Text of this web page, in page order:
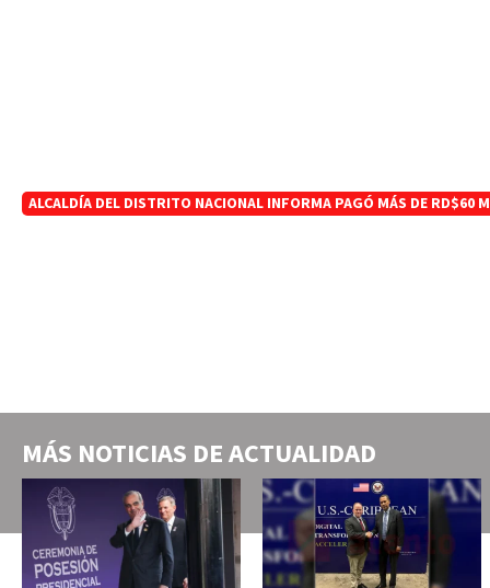
ALCALDÍA DEL DISTRITO NACIONAL INFORMA PAGÓ MÁS DE RD$60
MÁS NOTICIAS DEACTUALIDAD